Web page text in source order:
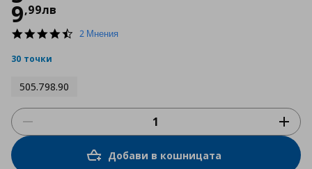
9,99лв
4.5
2 Мнения
30 точки
505.798.90
Добави в кошницата